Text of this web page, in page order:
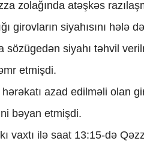
zolağında atəşkəs
girovların siyahısını hələ
sözügedən siyahı təhvil
etmişdi.
azad edilməli olan
bəyan etmişdi.
vaxtı ilə saat 13:15-də